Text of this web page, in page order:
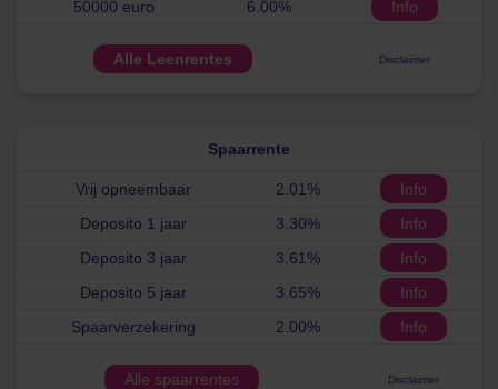
50000 euro
6.00% Info
Alle Leenrentes Disclaimer
Spaarrente
Vrij opneembaar 2.01%
Info
Deposito 1 jaar
3.30%
Info
Deposito 3 jaar
3.61%
Info
Deposito 5 jaar
3.65%
Info
Spaarverzekering
2.00% Info
Alle spaarrentes Disclaimer